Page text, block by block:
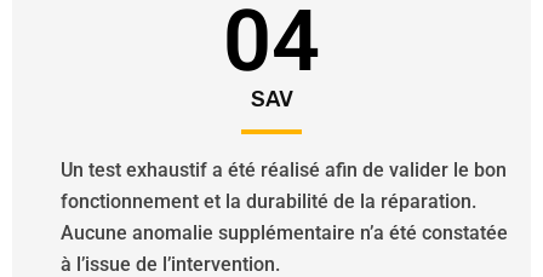
04
SAV
Un test exhaustif a été réalisé afin de valider le bon
fonctionnement et la durabilité de la réparation.
Aucune anomalie supplémentaire n’a été constatée
à l’issue de l’intervention.